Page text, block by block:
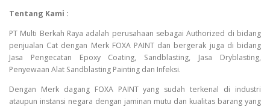
Tentang Kami :
PT Multi Berkah Raya adalah perusahaan sebagai Authorized di bidang
penjualan Cat dengan Merk FOXA PAINT dan bergerak juga di bidang
Jasa Pengecatan Epoxy Coating, Sandblasting, Jasa Dryblasting,
Penyewaan Alat Sandblasting Painting dan Infeksi.
Dengan Merk dagang FOXA PAINT yang sudah terkenal di industri
ataupun instansi negara dengan jaminan mutu dan kualitas barang yang